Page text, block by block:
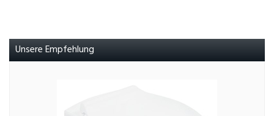
Unsere Empfehlung